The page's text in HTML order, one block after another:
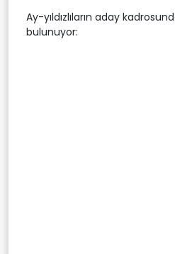
Ay-yıldızlıların aday
bulunuyor: